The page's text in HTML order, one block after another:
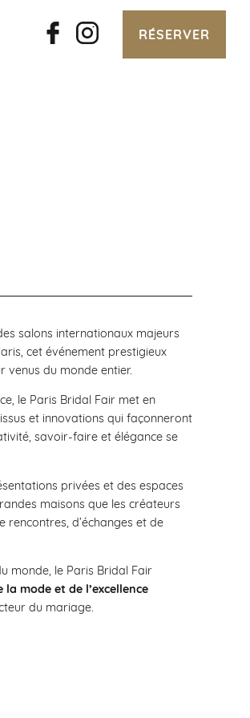
RÉSERVER
salons internationaux majeurs
cet événement prestigieux
venus du monde entier.
le Paris Bridal Fair met en
et innovations qui façonneront
savoir-faire et élégance se
privées et des espaces
maisons que les créateurs
d’échanges et de
monde, le Paris Bridal Fair
la mode et de l’excellence
du mariage.